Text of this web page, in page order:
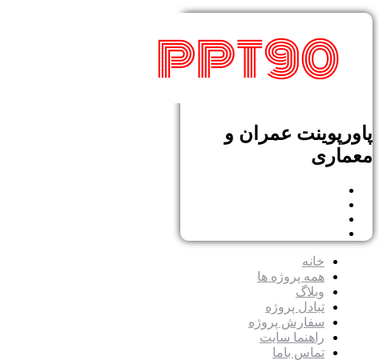
پاورپوینت عمران و
معماری
خانه
همه پروژه ها
وبلاگ
تبادل پروژه
سفارش پروژه
راهنما سایت
تماس باما